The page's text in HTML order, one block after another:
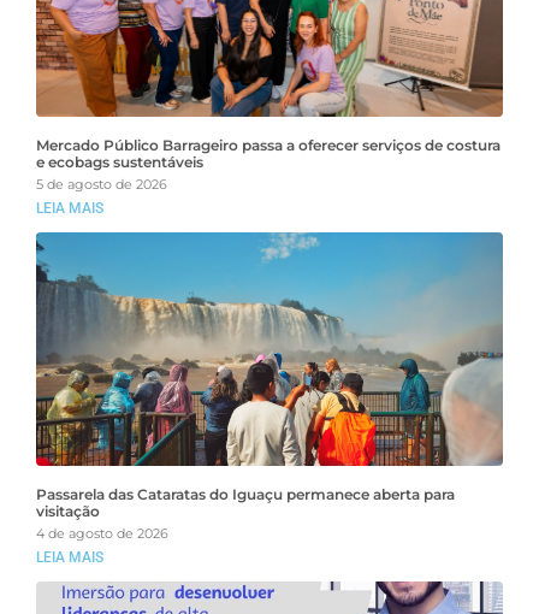
Mercado Público Barrageiro passa a oferecer serviços de costura
e ecobags sustentáveis
5 de agosto de 2026
LEIA MAIS
Passarela das Cataratas do Iguaçu permanece aberta para
visitação
4 de agosto de 2026
LEIA MAIS